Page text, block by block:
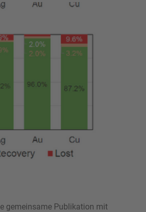
gemeinsame Publikation mit